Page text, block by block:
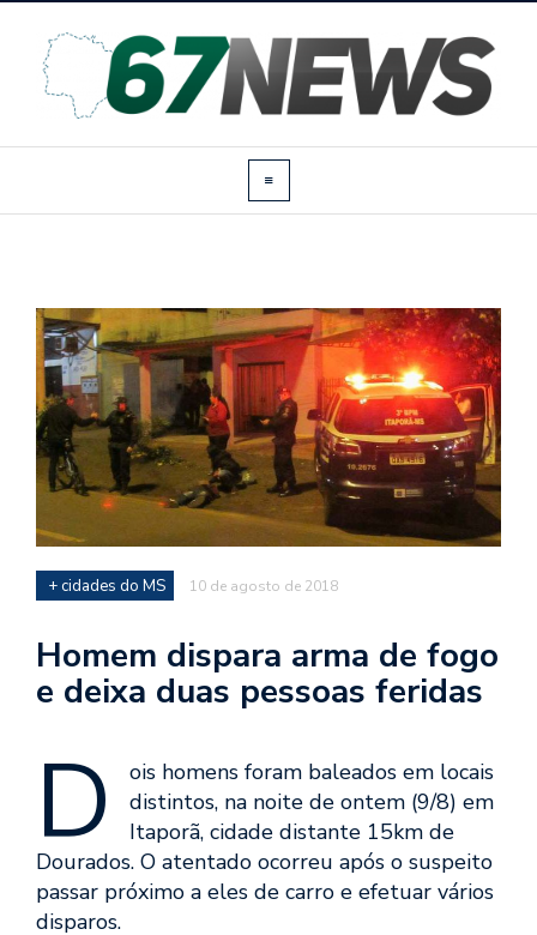
+ cidades do MS 10 de agosto de 2018
Homem dispara arma de fogo
e deixa duas pessoas feridas
D
ois homens foram baleados em locais
distintos, na noite de ontem (9/8) em
Itaporã, cidade distante 15km de
Dourados. O atentado ocorreu após o suspeito
passar próximo a eles de carro e efetuar vários
disparos.